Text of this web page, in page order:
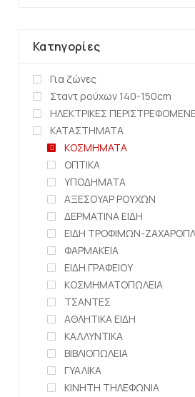
Κατηγορίες
Για ζώνες
Σταντ ρούχων 140-150cm
ΗΛΕΚΤΡΙΚΕΣ
ΚΑΤΑΣΤΗΜΑΤΑ
ΚΟΣΜΗΜΑΤΑ
ΟΠΤΙΚΑ
ΥΠΟΔΗΜΑΤΑ
ΑΞΕΣΟΥΑΡ ΡΟΥΧΩΝ
ΔΕΡΜΑΤΙΝΑ ΕΙΔΗ
ΕΙΔΗ ΤΡΟΦΙΜΩΝ-
ΦΑΡΜΑΚΕΙΑ
ΕΙΔΗ ΓΡΑΦΕΙΟΥ
ΚΟΣΜΗΜΑΤΟΠΩΛΕΙΑ
ΤΣΑΝΤΕΣ
ΑΘΛΗΤΙΚΑ ΕΙΔΗ
ΚΑΛΛΥΝΤΙΚΑ
ΒΙΒΛΙΟΠΩΛΕΙΑ
ΓΥΑΛΙΚΑ
ΚΙΝΗΤΗ ΤΗΛΕΦΩΝΙΑ